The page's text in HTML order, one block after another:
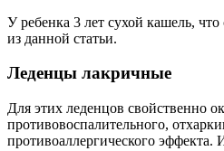
У ребенка 3 лет сухой кашель,
из данной статьи.
Леденцы лакричные
Для этих леденцов свойственно
противовоспалительного,
противоаллергического эффекта.